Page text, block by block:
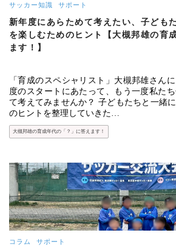
サッカー知識 サポート
新年度にあらためて考えたい、子ども
を楽しむためのヒント【大槻邦雄の育
ます！】
「育成のスペシャリスト」大槻邦雄さん
度のスタートにあたって、もう一度私た
て考えてみませんか？ 子どもたちと一緒
のヒントを整理していきた…
大槻邦雄の育成年代の「？」に答えます！
コラム サポート